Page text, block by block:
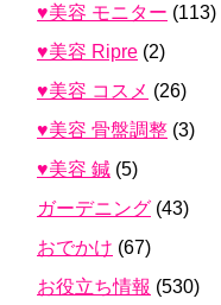
♥美容 モニター (113)
♥美容 Ripre (2)
♥美容 コスメ (26)
♥美容 骨盤調整 (3)
♥美容 鍼 (5)
ガーデニング (43)
おでかけ (67)
お役立ち情報 (530)